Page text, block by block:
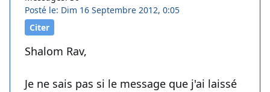
Posté le: Dim 16 Septembre 2012, 0:05
Citer
Shalom Rav,
Je ne sais pas si le message que j'ai laissé